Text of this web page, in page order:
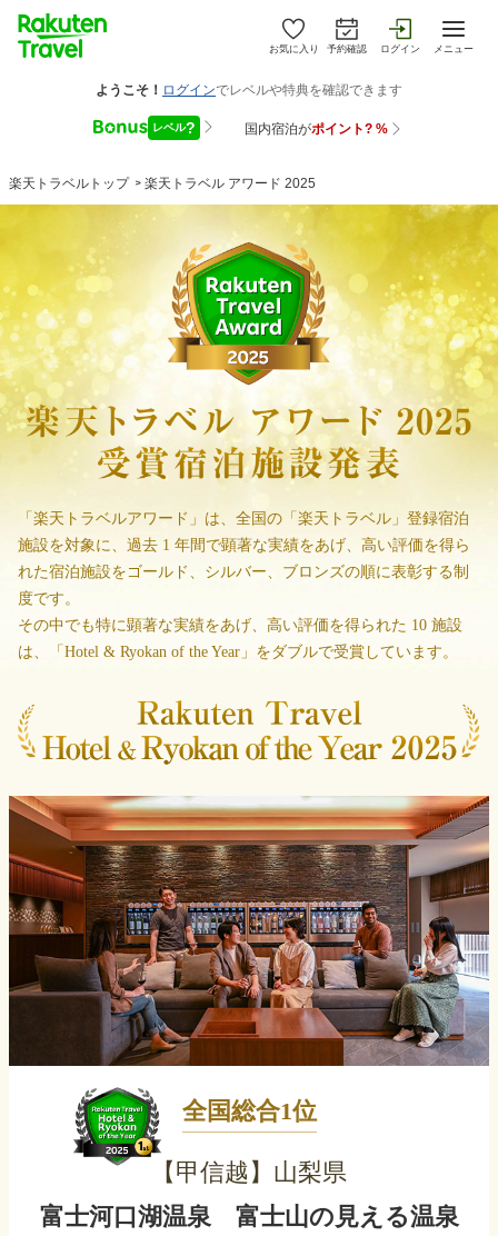
お気に入り 予約確認 ログイン メニュー
楽天トラベルトップ >楽天トラベル アワード 2025
「楽天トラベルアワード」は、全国の「楽天トラベル」登録宿泊
施設を対象に、 過去 1 年間で顕著な実績をあげ、高い評価を得ら
れた宿泊施設をゴールド、シルバー、ブロンズの順に表彰する制
度です。
その中でも特に顕著な実績をあげ、高い評価を得られた 10 施設
は、「Hotel & Ryokan of the Year」をダブルで受賞しています。
全国総合1位
【甲信越】山梨県
富士河口湖温泉 富士山の見える温泉